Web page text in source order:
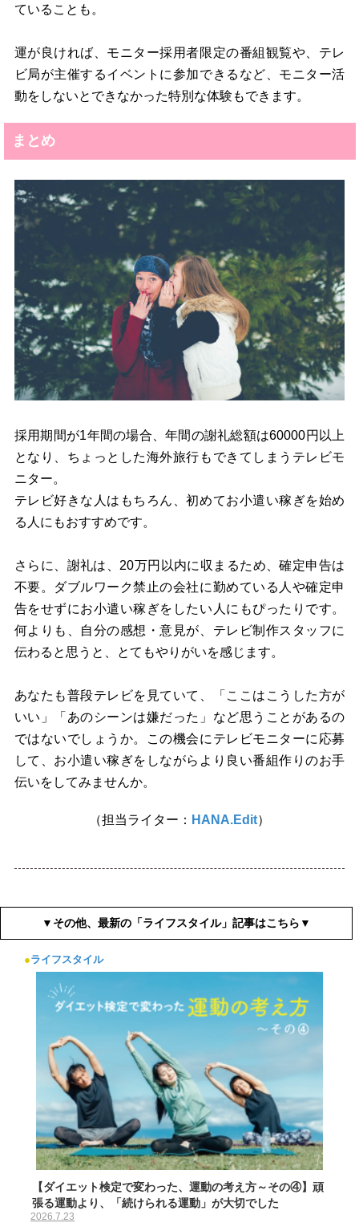
ていることも。
運が良ければ、モニター採用者限定の番組観覧や、テレ
ビ局が主催するイベントに参加できるなど、モニター活
動をしないとできなかった特別な体験もできます。
まとめ
採用期間が1年間の場合、年間の謝礼総額は60000円以上
となり、ちょっとした海外旅行もできてしまうテレビモ
ニター。
テレビ好きな人はもちろん、初めてお小遣い稼ぎを始め
る人にもおすすめです。
さらに、謝礼は、20万円以内に収まるため、確定申告は
不要。ダブルワーク禁止の会社に勤めている人や確定申
告をせずにお小遣い稼ぎをしたい人にもぴったりです。
何よりも、自分の感想・意見が、テレビ制作スタッフに
伝わると思うと、とてもやりがいを感じます。
あなたも普段テレビを見ていて、「ここはこうした方が
いい」「あのシーンは嫌だった」など思うことがあるの
ではないでしょうか。この機会にテレビモニターに応募
して、お小遣い稼ぎをしながらより良い番組作りのお手
伝いをしてみませんか。
（担当ライター： HANA.Edit）
▼その他、最新の「ライフスタイル」記事はこちら▼
●ライフスタイル
【ダイエット検定で変わった、運動の考え方～その④】頑
張る運動より、「続けられる運動」が大切でした
2026.7.23